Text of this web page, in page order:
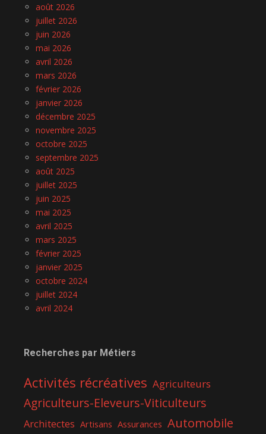
août 2026
juillet 2026
juin 2026
mai 2026
avril 2026
mars 2026
février 2026
janvier 2026
décembre 2025
novembre 2025
octobre 2025
septembre 2025
août 2025
juillet 2025
juin 2025
mai 2025
avril 2025
mars 2025
février 2025
janvier 2025
octobre 2024
juillet 2024
avril 2024
Recherches par Métiers
Activités récréatives Agriculteurs
Agriculteurs-Eleveurs-Viticulteurs
Architectes Artisans Assurances Automobile